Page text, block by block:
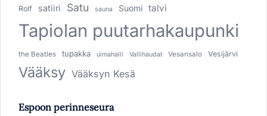
Rolf satiiri Satu sauna Suomi talvi
Tapiolan puutarhakaupunki
the Beatles tupakka uimahalli Vallihaudat Vesansalo Vesijärvi
Vääksy Vääksyn Kesä
Espoon perinneseura